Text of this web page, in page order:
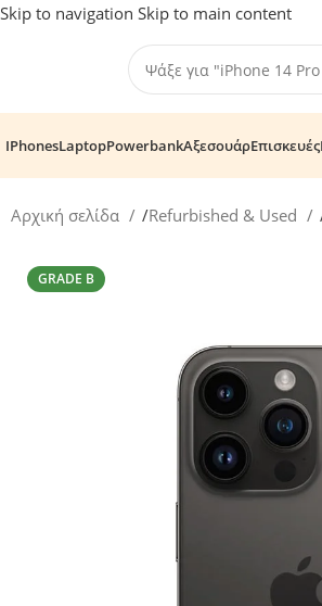
Skip to navigation Skip to main content
IPhonesLaptopPowerbankΑξεσουάρΕπισκευές
Αρχική σελίδα /Refurbished & Used
GRADE B